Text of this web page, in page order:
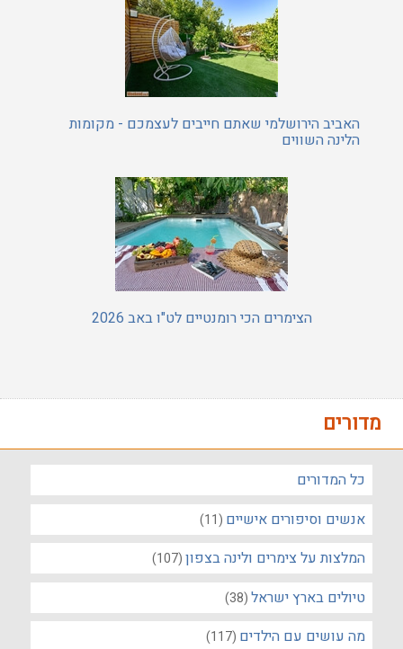
האביב הירושלמי שאתם חייבים לעצמכם - מקומות
הלינה השווים
הצימרים הכי רומנטיים לט"ו באב 2026
מדורים
כל המדורים
אנשים וסיפורים אישיים (11)
המלצות על צימרים ולינה בצפון(107)
טיולים בארץ ישראל(38)
מה עושים עם הילדים (117)